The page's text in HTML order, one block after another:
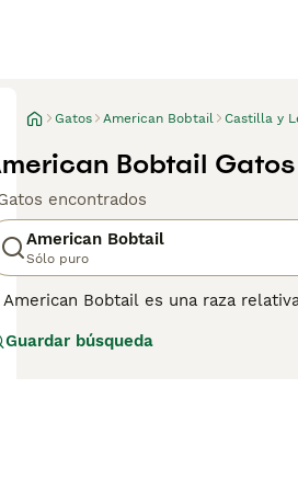
Gatos American Bobtail Castilla y
Bobtail
encontrados
American Bobtail
Sólo puro
Bobtail es una raza
en las exposiciones de
criar selectivamente, por lo que
mueve la cola para mostrar
con los gatos monteses
un pelaje más afelpado. Es un
de los 7 kilos y siendo las
Guardar búsqueda